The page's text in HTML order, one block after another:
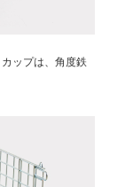
ップは、角度鉄